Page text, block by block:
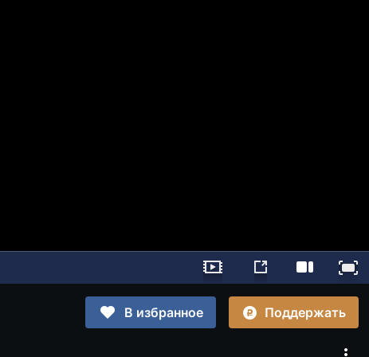
В избранное
Поддержать